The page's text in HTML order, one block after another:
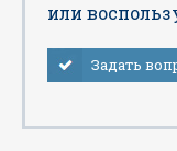
или
Задать